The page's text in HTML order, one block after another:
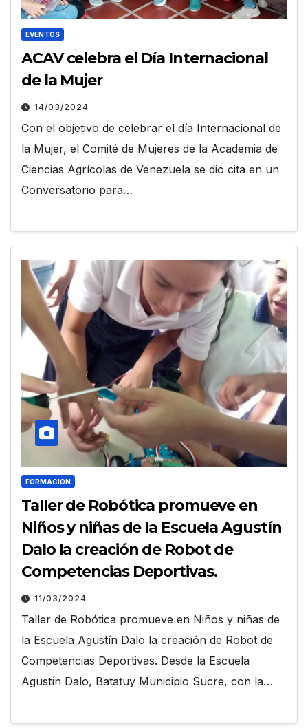
EVENTOS
ACAV celebra el Día Internacional
de la Mujer
14/03/2024
Con el objetivo de celebrar el día Internacional de
la Mujer, el Comité de Mujeres de la Academia de
Ciencias Agrícolas de Venezuela se dio cita en un
Conversatorio para…
FORMACIÓN
Taller de Robótica promueve en
Niños y niñas de la Escuela Agustín
Dalo la creación de Robot de
Competencias Deportivas.
11/03/2024
Taller de Robótica promueve en Niños y niñas de
la Escuela Agustín Dalo la creación de Robot de
Competencias Deportivas. Desde la Escuela
Agustín Dalo, Batatuy Municipio Sucre, con la…